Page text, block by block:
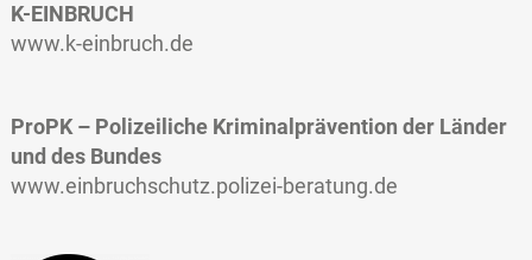
K-EINBRUCH
www.k-einbruch.de
ProPK –Polizeiliche Kriminalprävention der Länder
und des Bundes
www.einbruchschutz.polizei-beratung.de